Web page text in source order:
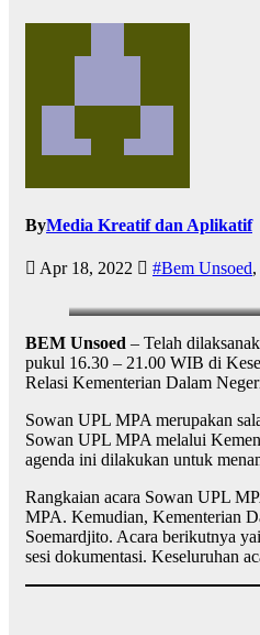
ByMedia Kreatif dan Aplikatif
Apr 18, 2022 #Bem Unsoed,
BEM Unsoed – Telah
pukul 16.30 – 21.00 WIB di
Relasi Kementerian Dalam
Sowan UPL MPA merupakan
Sowan UPL MPA melalui
agenda ini dilakukan untuk
Rangkaian acara Sowan UPL
MPA. Kemudian, Kementerian
Soemardjito. Acara berikutnya
sesi dokumentasi. Keseluruhan